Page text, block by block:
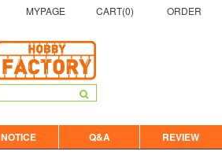
MYPAGE CART(0) ORDER
NOTICE Q&A REVIEW